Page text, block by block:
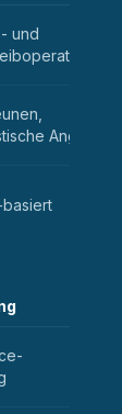
und
Angabe
basiert